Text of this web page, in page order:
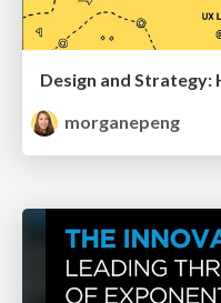
morganepeng